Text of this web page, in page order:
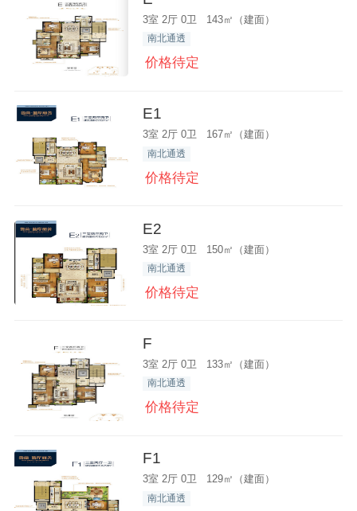
3室 2厅 0卫 143㎡（建面）
南北通透
价格待定
E1
3室 2厅 0卫 167㎡（建面）
南北通透
价格待定
E2
3室 2厅 0卫 150㎡（建面）
南北通透
价格待定
F
3室 2厅 0卫 133㎡（建面）
南北通透
价格待定
F1
3室 2厅 0卫 129㎡（建面）
南北通透